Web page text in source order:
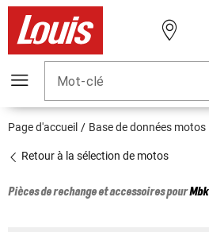
Mot-clé
Page d'accueil Base de données motos
Retour à la sélection de motos
Pièces de rechange et accessoires pourMbk